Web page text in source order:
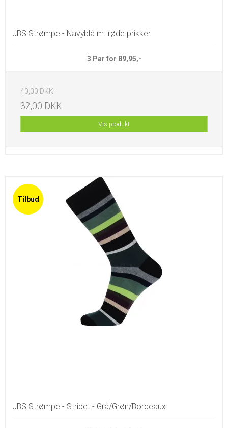
JBS Strømpe - Navyblå m. røde prikker
3 Par for 89,95,-
40,00 DKK
32,00 DKK
Vis produkt
Tilbud
JBS Strømpe - Stribet - Grå/Grøn/Bordeaux